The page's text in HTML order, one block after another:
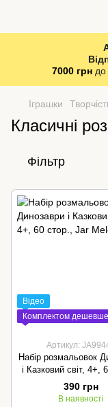
7000 грндо
Іграшки
Класичні
Фільтр
Відео
Комплектом дешевше
Артикул:
Набір розмальовок
і Казковий світ, 4+,
Jar Melo
390 грн
В наявності